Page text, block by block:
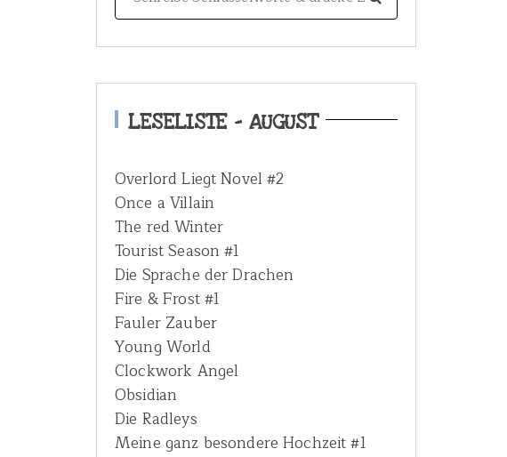
e
c
h
f
r
:
LESELISTE – AUGUST
Overlord Liegt Novel #2
Once a Villain
The red Winter
Tourist Season #1
Die Sprache der Drachen
Fire & Frost #1
Fauler Zauber
Young World
Clockwork Angel
Obsidian
Die Radleys
Meine ganz besondere Hochzeit #1